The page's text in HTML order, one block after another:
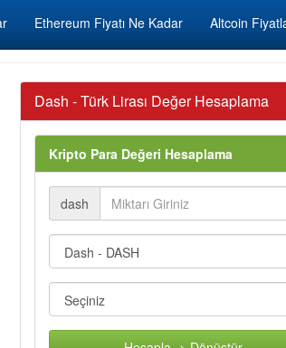
Ethereum Fiyatı Ne Kadar Altcoin
Dash - Türk Lirası Değer Hesaplama
Kripto Para Değeri Hesaplama
dash